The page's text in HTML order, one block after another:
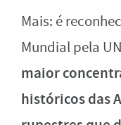
Mais: é
Mundial pela
maior
históricos das